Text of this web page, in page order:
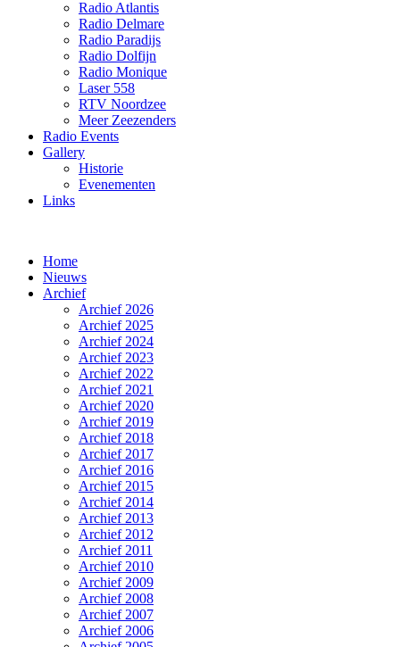
Radio Atlantis
Radio Delmare
Radio Paradijs
Radio Dolfijn
Radio Monique
Laser 558
RTV Noordzee
Meer Zeezenders
Radio Events
Gallery
Historie
Evenementen
Links
Home
Nieuws
Archief
Archief 2026
Archief 2025
Archief 2024
Archief 2023
Archief 2022
Archief 2021
Archief 2020
Archief 2019
Archief 2018
Archief 2017
Archief 2016
Archief 2015
Archief 2014
Archief 2013
Archief 2012
Archief 2011
Archief 2010
Archief 2009
Archief 2008
Archief 2007
Archief 2006